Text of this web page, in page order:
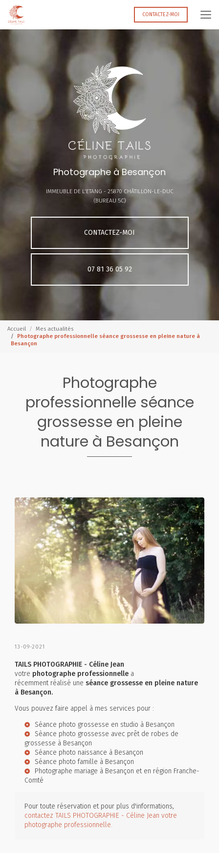
Aller
contenu
CONTACTEZ-MOI
Photographe à Besançon
IMMEUBLE DE L'ETANG - 25870 CHÂTILLON-LE-DUC
(BUREAU 5C)
CONTACTEZ-MOI
07 81 36 05 92
Accueil
Mes actualités
Photographe professionnelle séance grossesse en pleine nature à
Besançon
Photographe
professionnelle séance
grossesse en pleine
nature à Besançon
13-09-2021
TAILS PHOTOGRAPHIE - Céline Jean
votre photographe professionnelle a
récemment réalisé une séance grossesse en pleine nature
à Besançon.
Vous pouvez faire appel à mes services pour :
Séance photo grossesse en studio à Besançon
Séance photo grossesse avec prêt de robes de
grossesse à Besançon
Séance photo naissance à Besançon
Séance photo famille à Besançon
Photographe mariage à Besançon et en région Franche-
Comté
Pour toute réservation et pour plus d'informations,
contactez TAILS PHOTOGRAPHIE - Céline Jean votre
photographe professionnelle.